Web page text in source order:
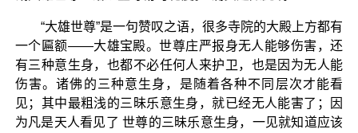
“大雄世尊”是一句赞叹之语，很多寺院的大殿上方都有
一个匾额——大雄宝殿。世尊庄严报身无人能够伤害，还
有三种意生身，也都不必任何人来护卫，也是因为无人能
伤害。诸佛的三种意生身，是随着各种不同层次才能看
见；其中最粗浅的三昧乐意生身，就已经无人能害了；因
为凡是天人看见了 世尊的三昧乐意生身，一见就知道应该